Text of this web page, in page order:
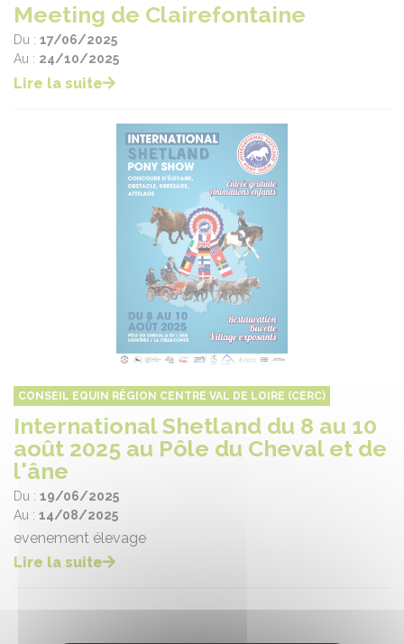
Meeting de Clairefontaine
Du : 17/06/2025
Au : 24/10/2025
Lire la suite
CONSEIL EQUIN RÉGION CENTRE VAL DE LOIRE (CERC)
International Shetland du 8 au 10
août 2025 au Pôle du Cheval et de
l'âne
Du : 19/06/2025
Au : 14/08/2025
evenement élevage
Lire la suite